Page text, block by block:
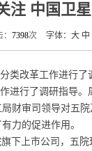
注 中国卫
7398次 字体： 大 中
类改革工作进行了
进行了调研指导
财审司领导对五
力的促进作用。
下上市公司，五